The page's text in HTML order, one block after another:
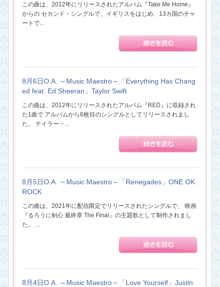
この曲は、2012年にリリースされたアルバム『Take Me Home』
からの セカンド・シングルで、イギリスをはじめ、13カ国のチャ
ートで...
8月6日O.A. ～Music Maestro～「Everything Has Chang
ed feat. Ed Sheeran」Taylor Swift
この曲は、2012年にリリースされたアルバム『RED』に収録され
た1曲で アルバムから6枚目のシングルとしてリリースされまし
た。 テイラー・...
8月5日O.A. ～Music Maestro～「Renegades」ONE OK
ROCK
この曲は、2021年に配信限定でリリースされたシングルで、 映画
『るろうに剣心 最終章 The Final』の主題歌として制作されまし
た。 ...
8月4日O.A. ～Music Maestro～「Love Yourself」Justin